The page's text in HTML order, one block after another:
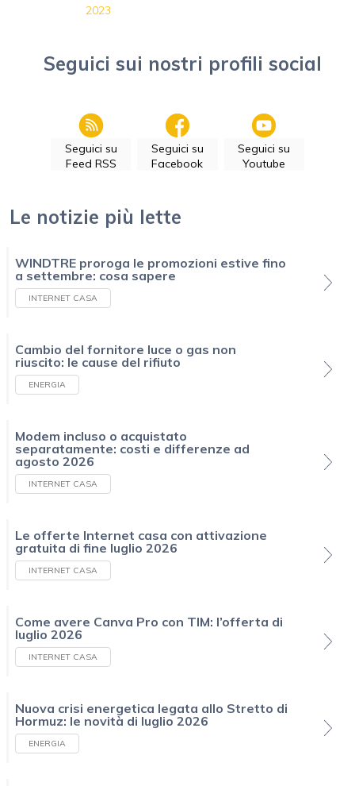
2023
Seguici sui nostri profili social
Seguici su
Feed RSS
Seguici su
Facebook
Seguici su
Youtube
Le notizie più lette
WINDTRE proroga le promozioni estive fino
a settembre: cosa sapere
INTERNET CASA
Cambio del fornitore luce o gas non
riuscito: le cause del rifiuto
ENERGIA
Modem incluso o acquistato
separatamente: costi e differenze ad
agosto 2026
INTERNET CASA
Le offerte Internet casa con attivazione
gratuita di fine luglio 2026
INTERNET CASA
Come avere Canva Pro con TIM: l’offerta di
luglio 2026
INTERNET CASA
Nuova crisi energetica legata allo Stretto di
Hormuz: le novità di luglio 2026
ENERGIA